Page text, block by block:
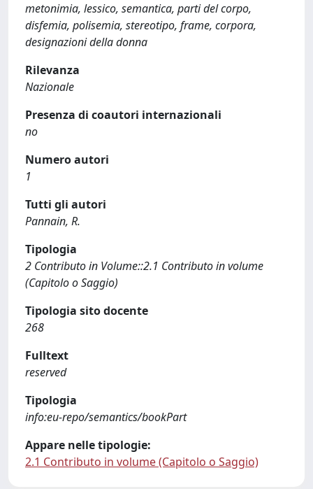
metonimia, lessico, semantica, parti del corpo,
disfemia, polisemia, stereotipo, frame, corpora,
designazioni della donna
Rilevanza
Nazionale
Presenza di coautori internazionali
no
Numero autori
1
Tutti gli autori
Pannain, R.
Tipologia
2 Contributo in Volume::2.1 Contributo in volume
(Capitolo o Saggio)
Tipologia sito docente
268
Fulltext
reserved
Tipologia
info:eu-repo/semantics/bookPart
Appare nelle tipologie:
2.1 Contributo in volume (Capitolo o Saggio)